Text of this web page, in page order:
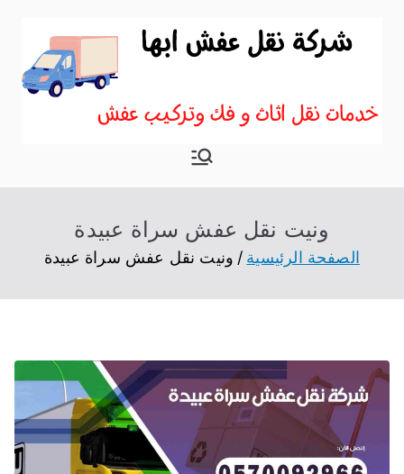
نقل اثاث ابها
موقع آخر في نقل عفش
ونيت نقل عفش سراة عبيدة
الصفحة الرئيسية ونيت نقل عفش سراة عبيدة